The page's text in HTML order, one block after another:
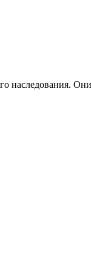
наследования.